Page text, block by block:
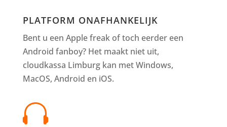
PLATFORM ONAFHANKELIJK
Bent u een Apple freak of toch eerder een
Android fanboy? Het maakt niet uit,
cloudkassa Limburg kan met Windows,
MacOS, Android en iOS.
